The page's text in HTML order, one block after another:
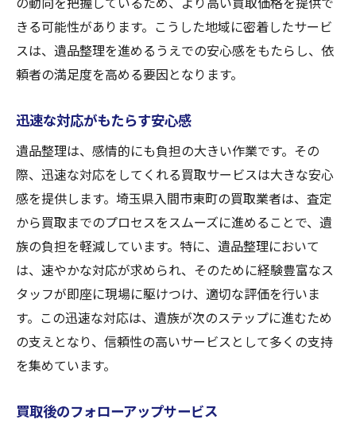
きる可能性があります。こうした地域に密着したサービ
スは、遺品整理を進めるうえでの安心感をもたらし、依
頼者の満足度を高める要因となります。
迅速な対応がもたらす安心感
遺品整理は、感情的にも負担の大きい作業です。その
際、迅速な対応をしてくれる買取サービスは大きな安心
感を提供します。埼玉県入間市東町の買取業者は、査定
から買取までのプロセスをスムーズに進めることで、遺
族の負担を軽減しています。特に、遺品整理において
は、速やかな対応が求められ、そのために経験豊富なス
タッフが即座に現場に駆けつけ、適切な評価を行いま
す。この迅速な対応は、遺族が次のステップに進むため
の支えとなり、信頼性の高いサービスとして多くの支持
を集めています。
買取後のフォローアップサービス